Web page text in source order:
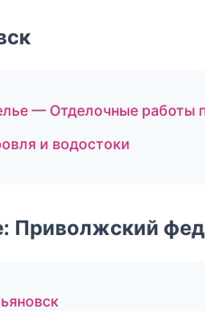
— Отделочные работы
и водостоки
Приволжский